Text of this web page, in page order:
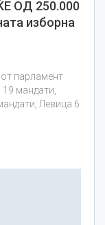
ОД 250.000
изборна
парламент
мандати,
Левица 6